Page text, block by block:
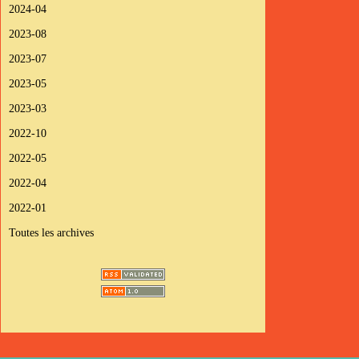
2024-04
2023-08
2023-07
2023-05
2023-03
2022-10
2022-05
2022-04
2022-01
Toutes les archives